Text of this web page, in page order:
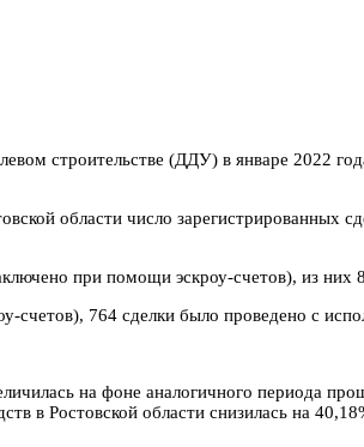
строительстве (ДДУ) в январе 2022
области число зарегистрированных
при помощи эскроу-счетов), из
764 сделки было проведено с
на фоне аналогичного периода
в Ростовской области снизилась на